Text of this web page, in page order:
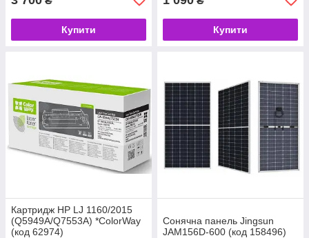
Купити Купити
Картридж HP LJ 1160/2015
(Q5949A/Q7553A) *ColorWay
(код 62974)
Сонячна панель Jingsun
JAM156D-600 (код 158496)